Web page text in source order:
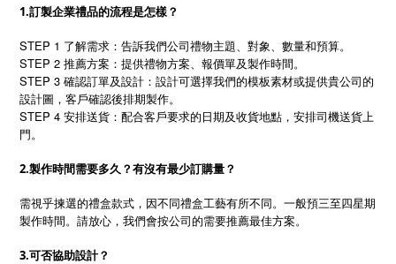
1.訂製企業禮品的流程是怎樣？
STEP 1 了解需求：告訴我們公司禮物主題、對象、數量和預算。
STEP 2 推薦方案：提供禮物方案、報價單及製作時間。
STEP 3 確認訂單及設計：設計可選擇我們的模板素材或提供貴公司的
設計圖，客戶確認後排期製作。
STEP 4 安排送貨：配合客戶要求的日期及收貨地點，安排司機送貨上
門。
2.製作時間需要多久？有沒有最少訂購量？
需視乎揀選的禮盒款式，因不同禮盒工藝有所不同。一般預三至四星期
製作時間。請放心，我們會按公司的需要推薦最佳方案。
3.可否協助設計？